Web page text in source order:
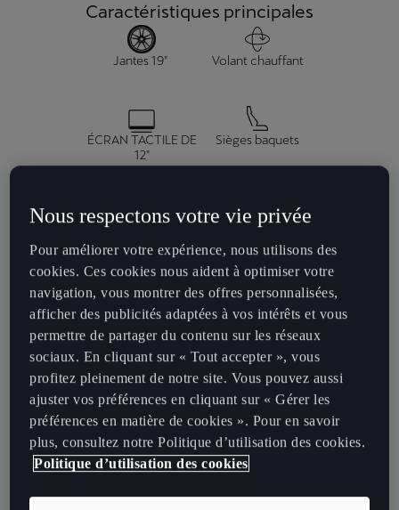
Caractéristiques principales
Jantes 19" Volant chauffant
ÉCRAN TACTILE DE
12"
Sièges baquets
d'ambiance
CUPRA CONNECT
(Gen4)
Pédalier en
aluminium
Éclairage d'accueil
CUPRA
Nous respectons votre vie privée
Pour améliorer votre expérience, nous utilisons des
cookies. Ces cookies nous aident à optimiser votre
navigation, vous montrer des offres personnalisées,
afficher des publicités adaptées à vos intérêts et vous
permettre de partager du contenu sur les réseaux
sociaux. En cliquant sur « Tout accepter », vous
profitez pleinement de notre site. Vous pouvez aussi
ajuster vos préférences en cliquant sur « Gérer les
préférences en matière de cookies ». Pour en savoir
plus, consultez notre Politique d’utilisation des cookies.
Politique d’utilisation des cookies